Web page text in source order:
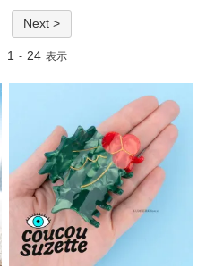
Next >
1 - 24 表示